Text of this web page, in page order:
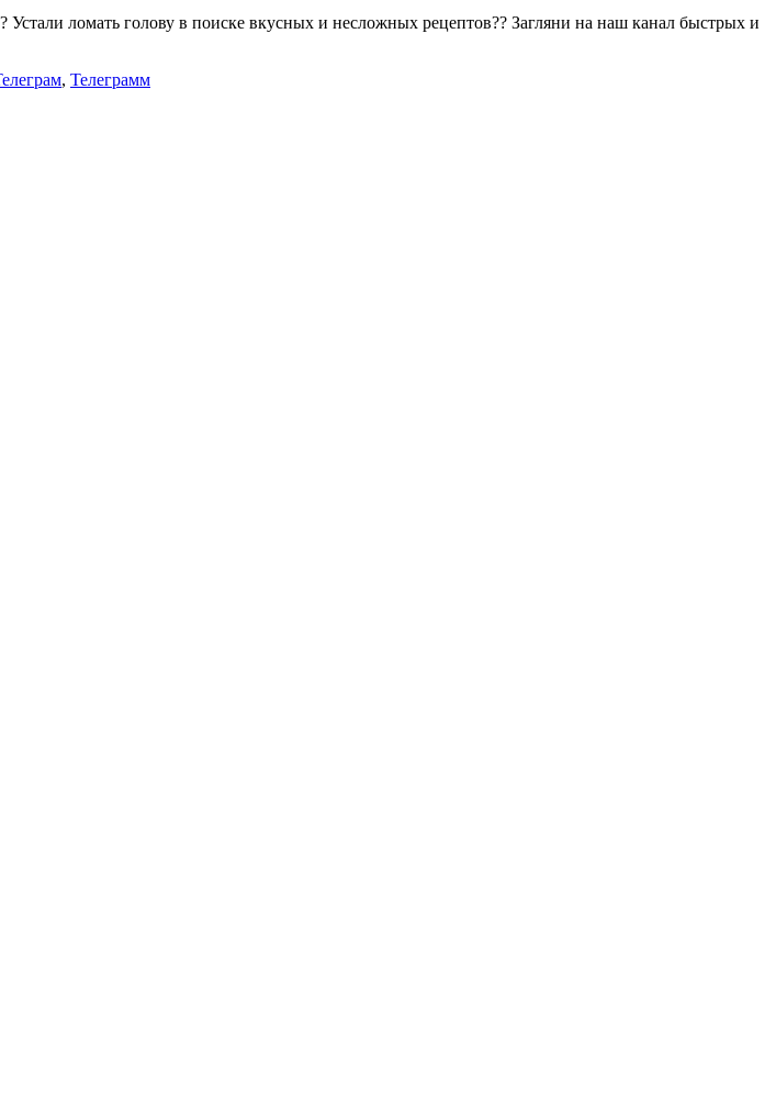
Устали ломать голову в поиске вкусных и несложных рецептов?? Загляни на наш канал быстрых и
, Телеграмм